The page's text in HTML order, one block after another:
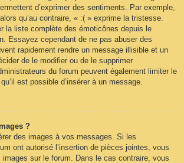
d’exprimer des sentiments. Par exemple,
qu’au contraire, « :( » exprime la tristesse.
la liste complète des émoticônes depuis le
Essayez cependant de ne pas abuser des
rapidement rendre un message illisible et un
de le modifier ou de le supprimer
du forum peuvent également limiter le
est possible d’insérer à un message.
?
des images à vos messages. Si les
ont autorisé l’insertion de pièces jointes, vous
images sur le forum. Dans le cas contraire, vous